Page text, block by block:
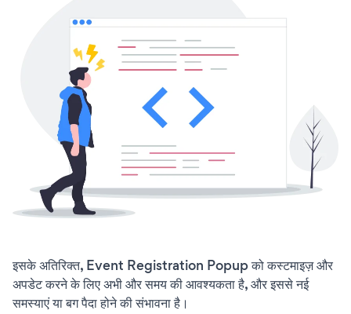
इसके अतिरिक्त, Event Registration Popup को कस्टमाइज़ और
अपडेट करने के लिए अभी और समय की आवश्यकता है, और इससे नई
समस्याएं या बग पैदा होने की संभावना है।